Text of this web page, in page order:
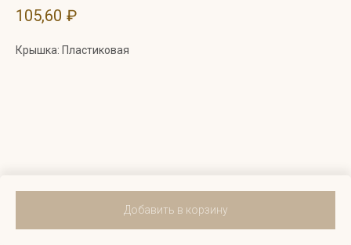
105,60 ₽
Добавить в корзину
Крышка: Пластиковая